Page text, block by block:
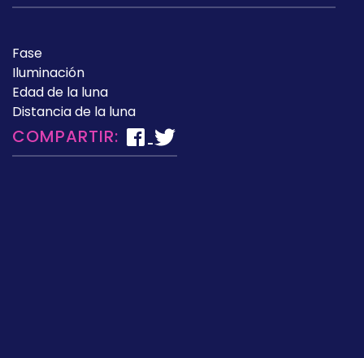
Fase
Iluminación
Edad de la luna
Distancia de la luna
COMPARTIR: